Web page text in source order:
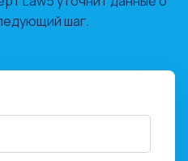
шаг.